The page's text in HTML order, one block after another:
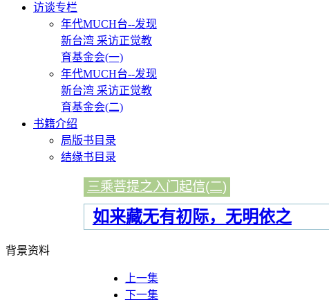
访谈专栏
年代MUCH台--发现
新台湾 采访正觉教
育基金会(一)
年代MUCH台--发现
新台湾 采访正觉教
育基金会(二)
书籍介绍
局版书目录
结缘书目录
三乘菩提之入门起信(二)
如来藏无有初际，无明依之
背景资料
上一集
下一集